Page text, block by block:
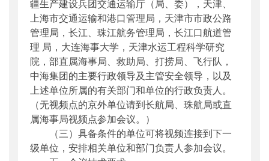
疆生产建设兵团交通运输厅（局、委），天津、
上海市交通运输和港口管理局，天津市市政公路
管理局，长江、珠江航务管理局，长江口航道管
理 局，大连海事大学，天津水运工程科学研究
院，部直属海事局、救助局、打捞局、飞行队，
中海集团的主要行政领导及主管安全领导，以及
上述单位所属的有关部门和单位的行政负责人。
（无视频点的京外单位请到长航局、珠航局或直
属海事局视频点参加会议。）
（三）具备条件的单位可将视频连接到下一
级单位，安排相关单位和部门负责人参加会议。